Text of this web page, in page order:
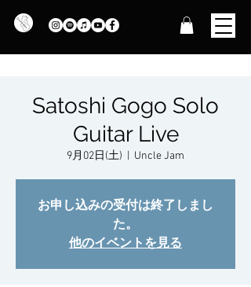
Satoshi Gogo Solo
Guitar Live
9月02日(土) Uncle Jam
お申し込みの受付は終了しまし
た。
他のイベントを見る